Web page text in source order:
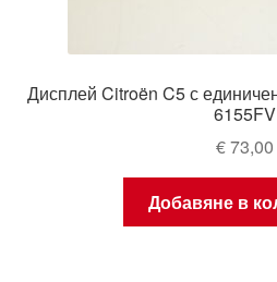
Дисплей Citroën C5 с
6155FV
€73,00
Добавяне в